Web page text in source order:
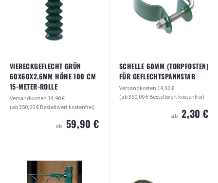
ARTIKEL ANSEHEN
ab 103,90 €
ARTIKEL ANSEHEN
VIERECKGEFLECHT GRÜN
60X60X2,6MM HÖHE 100 CM
15-METER-ROLLE
Versandkosten 14,90 €
(ab 350,00 € Bestellwert kostenfrei)
ab 59,90 €
Versandkosten14,90 €
SCHELLE 60MM (TORPFOSTEN)
FÜR GEFLECHTSPANNSTAB
Versandkosten 14,90 €
(ab 350,00 € Bestellwert kostenfrei)
ab 2,30 €